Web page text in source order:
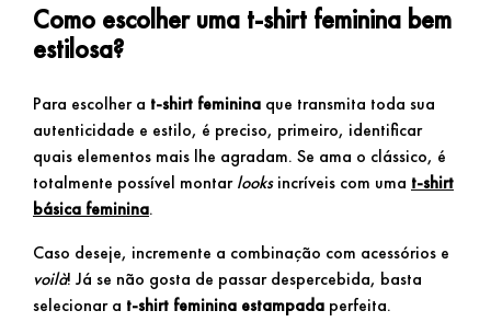
Como escolher uma t-shirt feminina bem
estilosa?
Para escolher a t-shirt feminina que transmita toda sua
autenticidade e estilo, é preciso, primeiro, identificar
quais elementos mais lhe agradam. Se ama o clássico, é
totalmente possível montarlooksincríveis com uma t-shirt
básica feminina.
Caso deseje, incremente a combinação com acessórios e
voilà! Já se não gosta de passar despercebida, basta
selecionar a t-shirt feminina estampada perfeita.